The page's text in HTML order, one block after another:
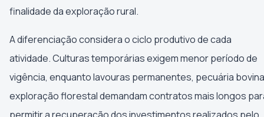
finalidade da exploração rural.
A diferenciação considera o ciclo produtivo de cada
atividade. Culturas temporárias exigem menor período de
vigência, enquanto lavouras permanentes, pecuária
exploração florestal demandam contratos mais longos